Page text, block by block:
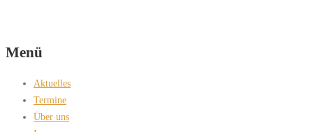
Menü
Aktuelles
Termine
Über uns